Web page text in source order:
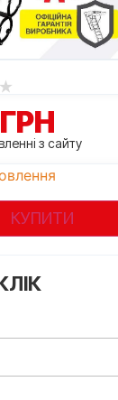
ГРН
з сайту
КУПИТИ